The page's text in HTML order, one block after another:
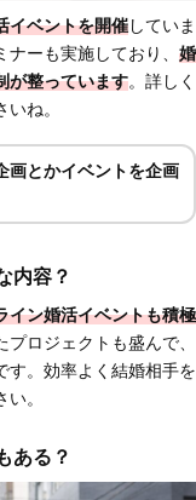
イベントを開催していま
ーも実施しており、 婚
が整っています。詳しく
ね。
画とかイベントを企画
内容？
イン婚活イベントも積極
ロジェクトも盛んで、
す。効率よく結婚相手を
。
ある？